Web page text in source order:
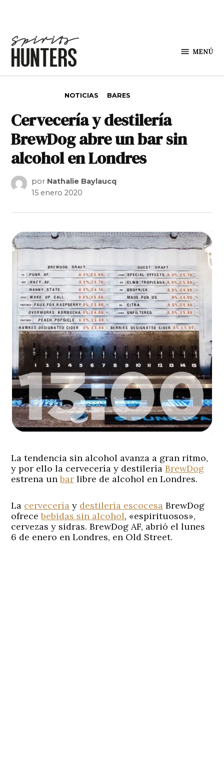
MENÚ
NOTICIAS BARES
Cervecería y destilería
BrewDog abre un bar sin
alcohol en Londres
por Nathalie Baylaucq
15 enero 2020
La tendencia sin alcohol avanza a gran ritmo,
y por ello la cervecería y destileríaBrewDog
estrena unbar libre de alcohol en Londres.
La cervecería y destilería escocesa BrewDog
ofrecebebidas sin alcohol, «espirituosos»,
cervezas y sidras. BrewDog AF, abrió el lunes
6 de enero en Londres, en Old Street.